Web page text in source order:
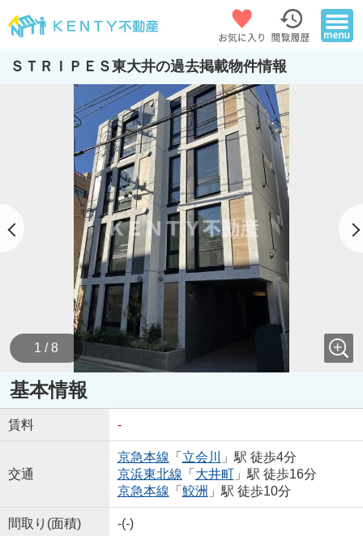
ＳＴＲＩＰＥＳ東大井の過去掲載物件情報
1 / 8
基本情報
賃料 -
交通
京急本線 「 立会川
」駅 徒歩4分
京浜東北線 「 大井町」駅 徒歩16分
京急本線 「 鮫洲 」駅 徒歩10分
間取り(面積) -(-)